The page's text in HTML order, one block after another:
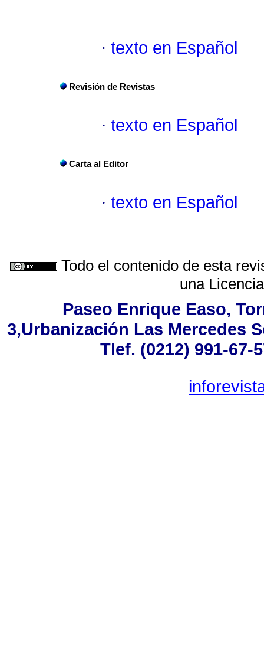
· texto en Español
Revisión de Revistas
· texto en Español
Carta al Editor
· texto en Español
Todo el contenido de esta
una
Paseo Enrique Easo,
3,Urbanización Las Mercedes
Tlef. (0212) 991-67-